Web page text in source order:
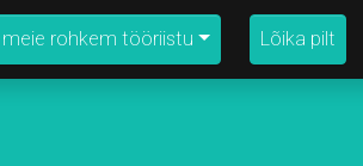
rohkem tööriistu Lõika pilt